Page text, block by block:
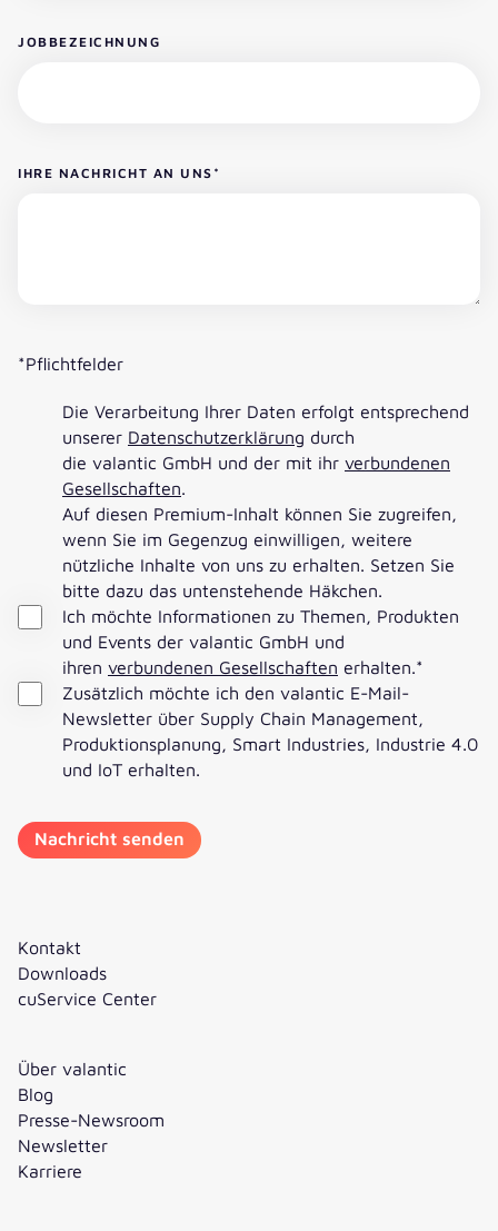
JOBBEZEICHNUNG
IHRE NACHRICHT AN UNS *
*Pflichtfelder
Die Verarbeitung Ihrer Daten erfolgt entsprechend
unserer Datenschutzerklärung durch
die valantic GmbH und der mit ihr verbundenen
Gesellschaften
Auf diesen Premium-Inhalt können Sie zugreifen,
wenn Sie im Gegenzug einwilligen, weitere
nützliche Inhalte von uns zu erhalten. Setzen Sie
bitte dazu das untenstehende Häkchen.
Ich möchte Informationen zu Themen, Produkten
und Events der valantic GmbH und
ihren verbundenen Gesellschaften erhalten. *
Zusätzlich möchte ich den valantic E-Mail-
Newsletter über Supply Chain Management,
Produktionsplanung, Smart Industries, Industrie 4.0
und IoT erhalten.
Kontakt
Downloads
cuService Center
Über valantic
Blog
Presse-Newsroom
Newsletter
Karriere